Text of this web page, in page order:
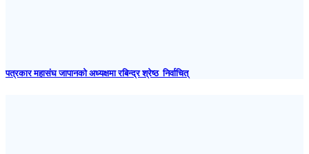
पत्रकार महासंघ जापानकाे अध्यक्षमा रबिन्द्र श्रेष्ठ निर्वाचित्